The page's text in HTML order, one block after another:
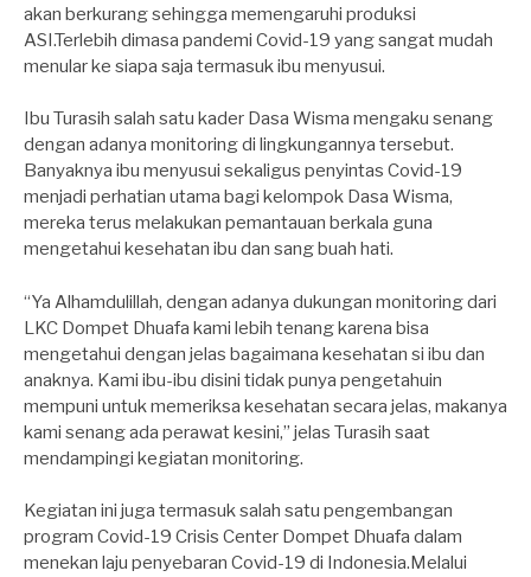
akan berkurang sehingga memengaruhi produksi
ASI.Terlebih dimasa pandemi Covid-19 yang sangat mudah
menular ke siapa saja termasuk ibu menyusui.
Ibu Turasih salah satu kader Dasa Wisma mengaku senang
dengan adanya monitoring di lingkungannya tersebut.
Banyaknya ibu menyusui sekaligus penyintas Covid-19
menjadi perhatian utama bagi kelompok Dasa Wisma,
mereka terus melakukan pemantauan berkala guna
mengetahui kesehatan ibu dan sang buah hati.
“Ya Alhamdulillah, dengan adanya dukungan monitoring dari
LKC Dompet Dhuafa kami lebih tenang karena bisa
mengetahui dengan jelas bagaimana kesehatan si ibu dan
anaknya. Kami ibu-ibu disini tidak punya pengetahuin
mempuni untuk memeriksa kesehatan secara jelas, makanya
kami senang ada perawat kesini,” jelas Turasih saat
mendampingi kegiatan monitoring.
Kegiatan ini juga termasuk salah satu pengembangan
program Covid-19 Crisis Center Dompet Dhuafa dalam
menekan laju penyebaran Covid-19 di Indonesia.Melalui